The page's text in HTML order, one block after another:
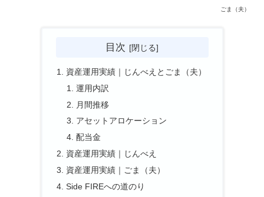
ごま（夫）
目次
資産運用実績｜じんべえとごま（夫）
運用内訳
月間推移
アセットアロケーション
配当金
資産運用実績｜じんべえ
資産運用実績｜ごま（夫）
Side FIREへの道のり